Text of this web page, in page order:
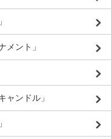
メント」
ンドル」